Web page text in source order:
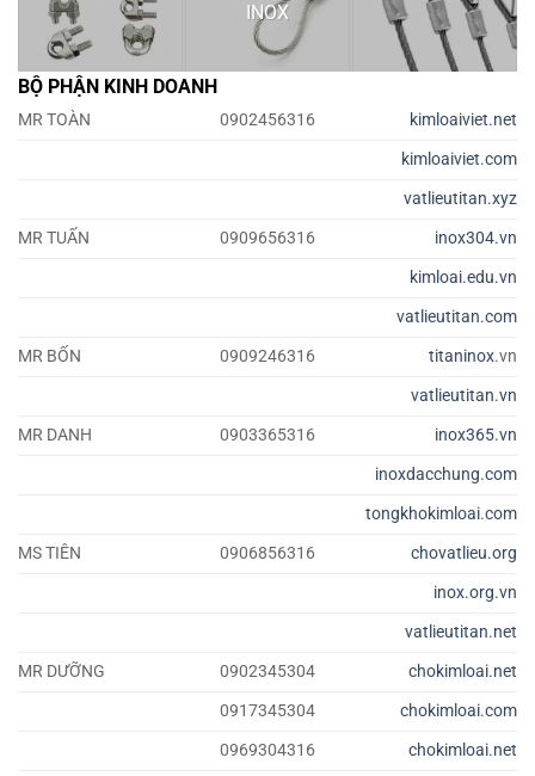
INOX
BỘ PHẬN KINH DOANH
MR TOÀN 0902456316
kimloaiviet.net
kimloaiviet.com
vatlieutitan.xyz
MR TUẤN
0909656316
inox304.vn
kimloai.edu.vn
vatlieutitan.com
MR BỐN
0909246316 titaninox.vn
vatlieutitan.vn
MR DANH
0903365316
inox365.vn
inoxdacchung.com
tongkhokimloai.com
MS TIÊN
0906856316
chovatlieu.org
inox.org.vn
vatlieutitan.net
MR DƯỠNG
0902345304
chokimloai.net
0917345304
chokimloai.com
0969304316
chokimloai.net